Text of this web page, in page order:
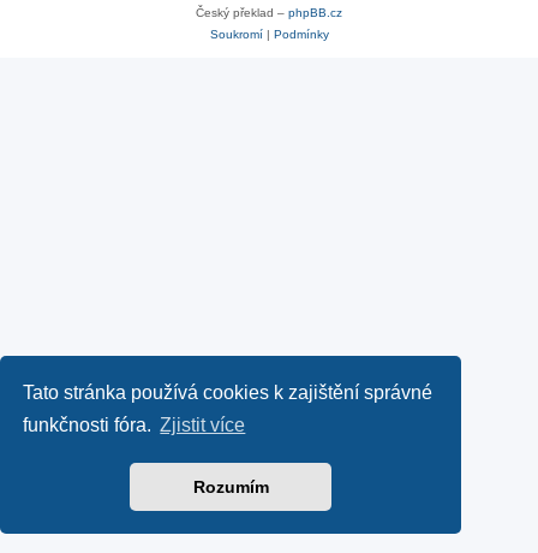
Tato stránka používá cookies k zajištění správné
funkčnosti fóra. Zjistit více
Rozumím
Český překlad – phpBB.cz
Soukromí| Podmínky